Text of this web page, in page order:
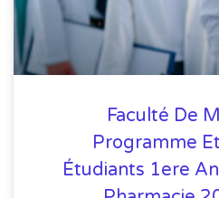
Faculté De
Programme
Étudiants 1ere